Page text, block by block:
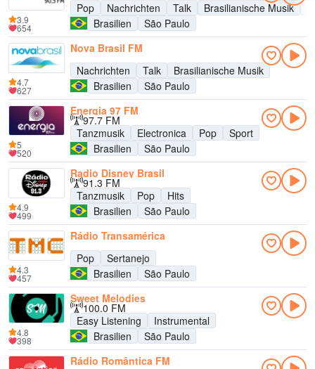
Pop
Nachrichten Talk Brasilianische Musik
Brasilien
São Paulo
3.9
654
Nova Brasil FM
Nachrichten
Talk
Brasilianische Musik
Brasilien
São Paulo
4.7
627
Energia 97 FM
97.7 FM
Tanzmusik
Electronica Pop
Sport
Brasilien
São Paulo
5
520
Radio Disney Brasil
91.3 FM
Tanzmusik
Pop
Hits
Brasilien
São Paulo
4.9
499
Rádio Transamérica
Pop
Sertanejo
Brasilien
São Paulo
4.3
457
Sweet Melodies
100.0 FM
Easy Listening
Instrumental
Brasilien
São Paulo
4.8
398
Rádio Romântica FM